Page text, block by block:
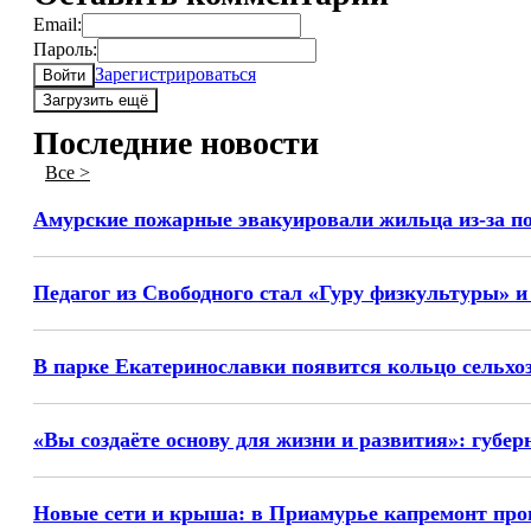
Email:
Пароль:
Войти Зарегистрироваться
Загрузить ещё
Последние новости
Все >
Амурские пожарные эвакуировали жильца из-за
Педагог из Свободного стал «Гуру физкультуры»
В парке Екатеринославки появится кольцо
«Вы создаёте основу для жизни и развития»:
Новые сети и крыша: в Приамурье капремонт